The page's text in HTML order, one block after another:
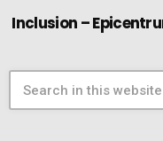
Inclusion –